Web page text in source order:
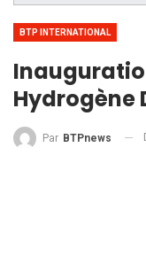
BTP INTERNATIONAL
Hydrogène
Par BTPnews